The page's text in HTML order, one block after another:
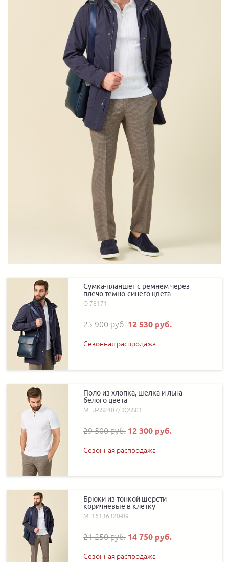
Сумка-планшет с ремнем через
плечо темно-синего цвета
О-78171
25 900 руб. 12 530 руб.
Сезонная распродажа
Поло из хлопка, шелка и льна
белого цвета
MEU-SS2407/DQSS01
29 500 руб. 12 300 руб.
Сезонная распродажа
Брюки из тонкой шерсти
коричневые в клетку
MI 16136320-09
21 250 руб. 14 750 руб.
Сезонная распродажа